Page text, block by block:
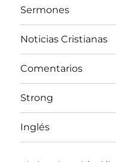
Sermones
Noticias Cristianas
Comentarios
Strong
Inglés